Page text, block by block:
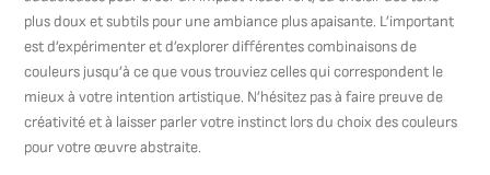
plus doux et subtils pour une ambiance plus apaisante. L’important
est d’expérimenter et d’explorer différentes combinaisons de
couleurs jusqu’à ce que vous trouviez celles qui correspondent le
mieux à votre intention artistique. N’hésitez pas à faire preuve de
créativité et à laisser parler votre instinct lors du choix des couleurs
pour votre œuvre abstraite.